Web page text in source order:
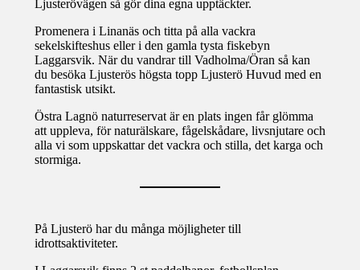
Ljusterövägen så gör dina egna upptäckter.
Promenera i Linanäs och titta på alla vackra
sekelskifteshus eller i den gamla tysta fiskebyn
Laggarsvik. När du vandrar till Vadholma/Öran så kan
du besöka Ljusterös högsta topp Ljusterö Huvud med en
fantastisk utsikt.
Östra Lagnö naturreservat är en plats ingen får glömma
att uppleva, för naturälskare, fågelskådare, livsnjutare och
alla vi som uppskattar det vackra och stilla, det karga och
stormiga.
På Ljusterö har du många möjligheter till
idrottsaktiviteter.